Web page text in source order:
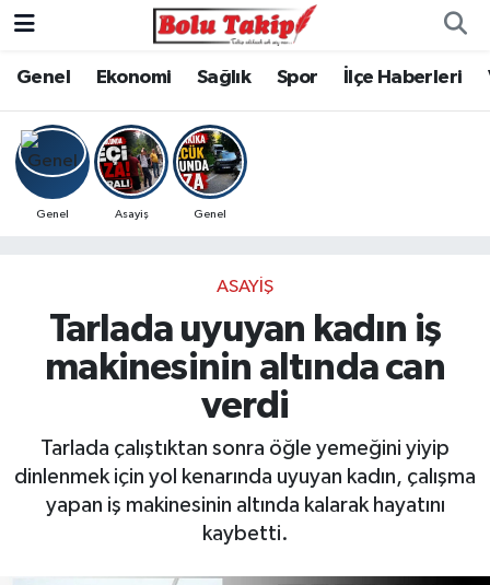
Genel Ekonomi Sağlık Spor İlçe Haberleri
Genel Asayiş Genel
ASAYIŞ
Tarlada uyuyan kadın iş
makinesinin altında can
verdi
Tarlada çalıştıktan sonra öğle yemeğini yiyip
dinlenmek için yol kenarında uyuyan kadın, çalışma
yapan iş makinesinin altında kalarak hayatını
kaybetti.